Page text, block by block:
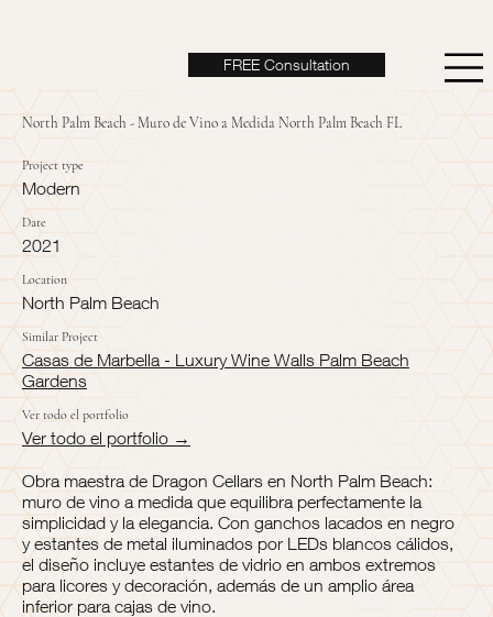
FREE Consultation
North Palm Beach - Muro de Vino a Medida North Palm Beach FL
Project type
Modern
Date
2021
Location
North Palm Beach
Similar Project
Casas de Marbella - Luxury Wine Walls Palm Beach
Gardens
Ver todo el portfolio
Ver todo el portfolio →
Obra maestra de Dragon Cellars en North Palm Beach:
muro de vino a medida que equilibra perfectamente la
simplicidad y la elegancia. Con ganchos lacados en negro
y estantes de metal iluminados por LEDs blancos cálidos,
el diseño incluye estantes de vidrio en ambos extremos
para licores y decoración, además de un amplio área
inferior para cajas de vino.